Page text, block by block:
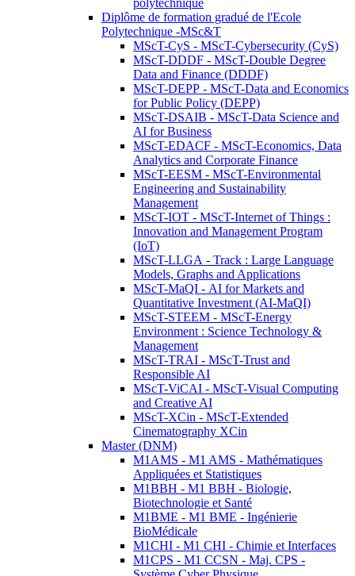
polytechnique
Diplôme de formation gradué de l'Ecole
Polytechnique -MSc&T
MScT-CyS - MScT-Cybersecurity (CyS)
MScT-DDDF - MScT-Double Degree
Data and Finance (DDDF)
MScT-DEPP - MScT-Data and Economics
for Public Policy (DEPP)
MScT-DSAIB - MScT-Data Science and
AI for Business
MScT-EDACF - MScT-Economics, Data
Analytics and Corporate Finance
MScT-EESM - MScT-Environmental
Engineering and Sustainability
Management
MScT-IOT - MScT-Internet of Things :
Innovation and Management Program
(IoT)
MScT-LLGA - Track : Large Language
Models, Graphs and Applications
MScT-MaQI - AI for Markets and
Quantitative Investment (AI-MaQI)
MScT-STEEM - MScT-Energy
Environment : Science Technology &
Management
MScT-TRAI - MScT-Trust and
Responsible AI
MScT-ViCAI - MScT-Visual Computing
and Creative AI
MScT-XCin - MScT-Extended
Cinematography XCin
Master (DNM)
M1AMS - M1 AMS - Mathématiques
Appliquées et Statistiques
M1BBH - M1 BBH - Biologie,
Biotechnologie et Santé
M1BME - M1 BME - Ingénierie
BioMédicale
M1CHI - M1 CHI - Chimie et Interfaces
M1CPS - M1 CCSN - Maj. CPS -